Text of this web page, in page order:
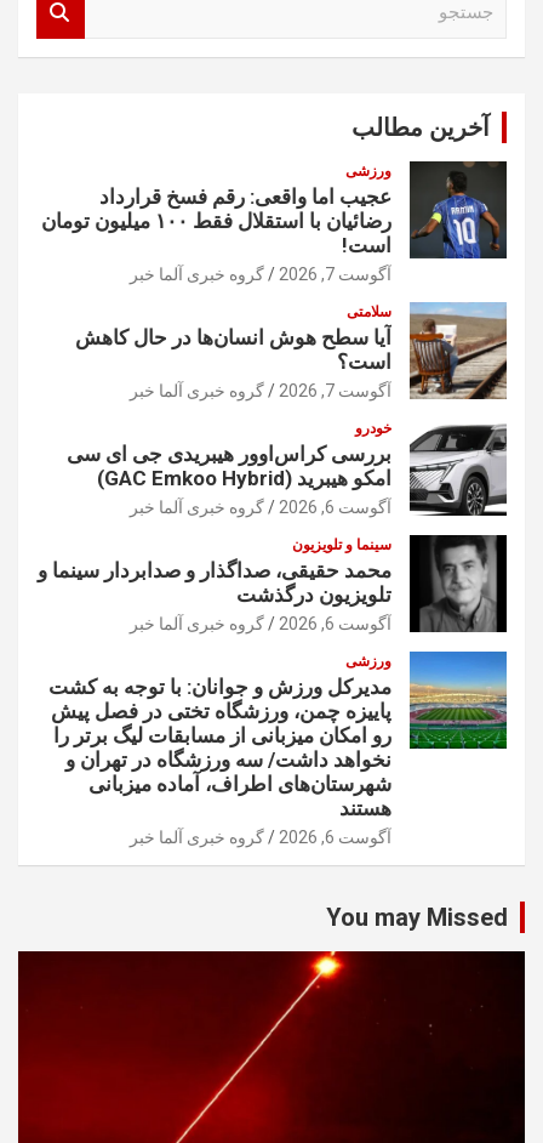
آخرین مطالب
ورزشی
عجیب اما واقعی: رقم فسخ قرارداد
رضائیان با استقلال فقط ۱۰۰ میلیون تومان
است!
آگوست 7, 2026 گروه خبری آلما خبر
سلامتی
آیا سطح هوش انسان‌ها در حال کاهش
است؟
آگوست 7, 2026 گروه خبری آلما خبر
خودرو
بررسی کراس‌اوور هیبریدی جی ای سی
امکو هیبرید (GAC Emkoo Hybrid)
آگوست 6, 2026 گروه خبری آلما خبر
سینما و تلویزیون
محمد حقیقی، صداگذار و صدابردار سینما و
تلویزیون درگذشت
آگوست 6, 2026 گروه خبری آلما خبر
ورزشی
مدیرکل ورزش و جوانان: با توجه به کشت
پاییزه چمن، ورزشگاه تختی در فصل پیش
رو امکان میزبانی از مسابقات لیگ برتر را
نخواهد داشت/ سه ورزشگاه در تهران و
شهرستان‌های اطراف، آماده میزبانی
هستند
آگوست 6, 2026 گروه خبری آلما خبر
You may Missed